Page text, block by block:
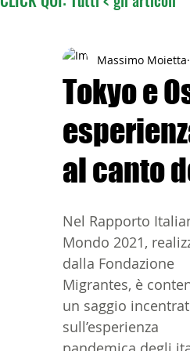
02 - TURISMO DELLE
04 - ITALIANI
06 - ITALIANI
08 - ITALIANI IN OCEANIA
11 - ITALIANI ALL'ESTERO
Tokyo e
al canto
Massimo Moietta
Nel Rapporto
Mondo 2021,
dalla Fondazione
Migrantes, è
un saggio
sull’esperienza